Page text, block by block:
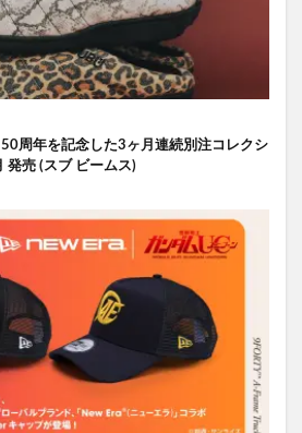
周年を記念した3ヶ月連続別注コレクシ
発売 (スブ ビームス)